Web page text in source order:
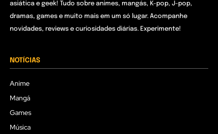
asiática e geek! Tudo sobre animes, mangás, K-pop, J-pop,
dramas, games e muito mais em um só lugar. Acompanhe
novidades, reviews e curiosidades diárias. Experimente!
NOTÍCIAS
Anime
Mangá
Games
Música